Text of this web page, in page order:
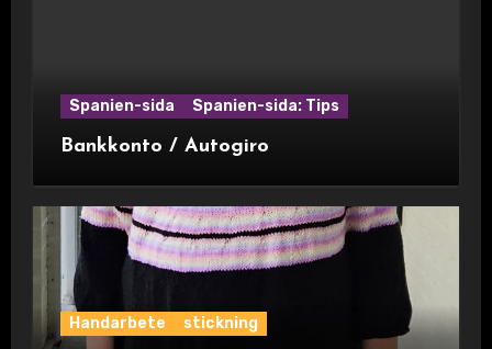
Spanien-sida Spanien-sida: Tips
Bankkonto / Autogiro
Handarbete stickning